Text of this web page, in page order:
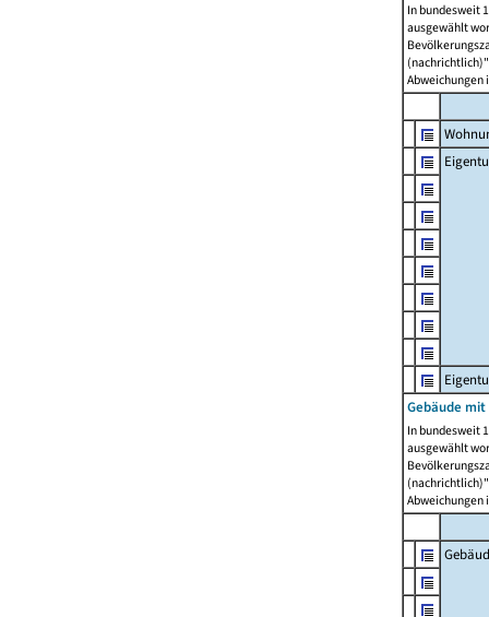
In bundesweit
ausgewählt
Abweichungen
Gebäude
In bundesweit
ausgewählt
Abweichungen